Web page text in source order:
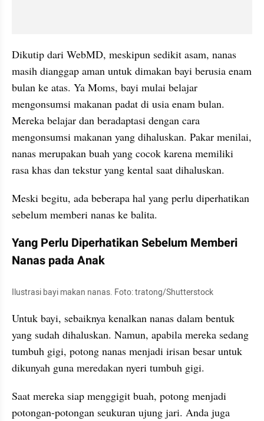
Dikutip dari WebMD, meskipun sedikit asam, nanas
masih dianggap aman untuk dimakan bayi berusia enam
bulan ke atas. Ya Moms, bayi mulai belajar
mengonsumsi makanan padat di usia enam bulan.
Mereka belajar dan beradaptasi dengan cara
mengonsumsi makanan yang dihaluskan. Pakar menilai,
nanas merupakan buah yang cocok karena memiliki
rasa khas dan tekstur yang kental saat dihaluskan.
Meski begitu, ada beberapa hal yang perlu diperhatikan
sebelum memberi nanas ke balita.
Yang Perlu Diperhatikan Sebelum Memberi
Nanas pada Anak
Ilustrasi bayi makan nanas. Foto: tratong/Shutterstock
Untuk bayi, sebaiknya kenalkan nanas dalam bentuk
yang sudah dihaluskan. Namun, apabila mereka sedang
tumbuh gigi, potong nanas menjadi irisan besar untuk
dikunyah guna meredakan nyeri tumbuh gigi.
Saat mereka siap menggigit buah, potong menjadi
potongan-potongan seukuran ujung jari. Anda juga